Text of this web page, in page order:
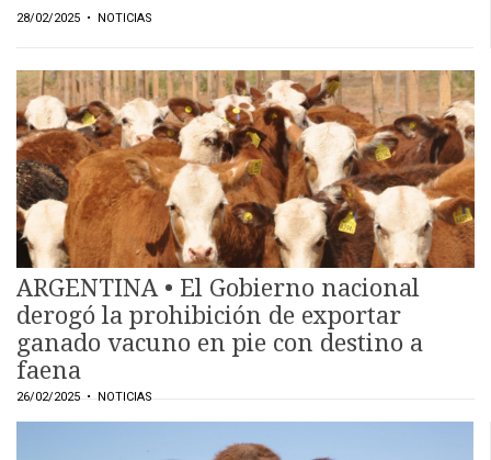
28/02/2025 • NOTICIAS
ARGENTINA • El Gobierno nacional
derogó la prohibición de exportar
ganado vacuno en pie con destino a
faena
26/02/2025 • NOTICIAS